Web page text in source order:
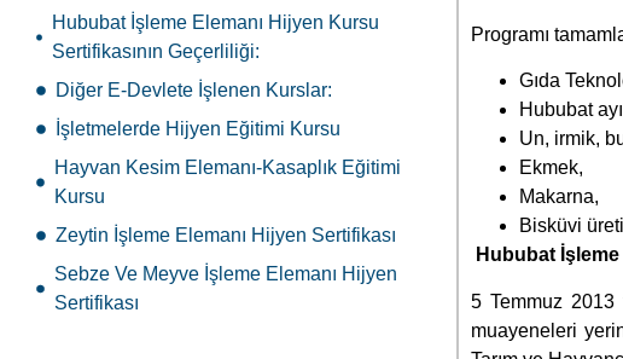
Kursu
Zeytin İşleme Elemanı Hijyen Sertifikası
Sebze Ve Meyve İşleme Elemanı Hijyen
Sertifikası
Merkezi Eğitim Kurumları olarak kursiyerlerimize
E-devlette görünen (e-devlete işli ve e-devlet
Bisküvi
Hububat
5 Temmuz
muayeneleri
Tarım ve
Bu alanda
yatırımlar
Hububat
Hijyen